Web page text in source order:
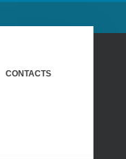
CONTACTS